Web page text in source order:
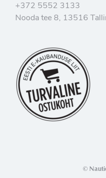
+372 5552 3133
Nooda tee 8, 13516
©